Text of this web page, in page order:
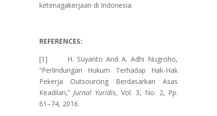
ketenagakerjaan di Indonesia.
REFERENCES:
[1] H. Suyanto And A. Adhi Nugroho,
“Perlindungan Hukum Terhadap Hak-Hak
Pekerja Outsourcing Berdasarkan Asas
Keadilan,”Jurnal Yuridis, Vol. 3, No. 2, Pp.
61–74, 2016.